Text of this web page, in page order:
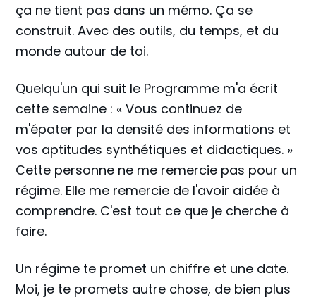
ça ne tient pas dans un mémo. Ça se
construit. Avec des outils, du temps, et du
monde autour de toi.
Quelqu'un qui suit le Programme m'a écrit
cette semaine : « Vous continuez de
m'épater par la densité des informations et
vos aptitudes synthétiques et didactiques. »
Cette personne ne me remercie pas pour un
régime. Elle me remercie de l'avoir aidée à
comprendre. C'est tout ce que je cherche à
faire.
Un régime te promet un chiffre et une date.
Moi, je te promets autre chose, de bien plus